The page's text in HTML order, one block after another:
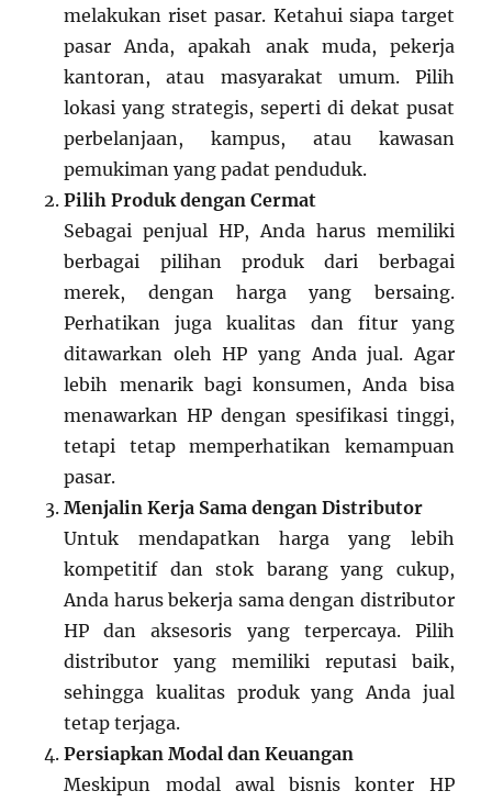
melakukan riset pasar. Ketahui siapa target
pasar Anda, apakah anak muda, pekerja
kantoran, atau masyarakat umum. Pilih
lokasi yang strategis, seperti di dekat pusat
perbelanjaan, kampus, atau kawasan
pemukiman yang padat penduduk.
Pilih Produk dengan Cermat
Sebagai penjual HP, Anda harus memiliki
berbagai pilihan produk dari berbagai
merek, dengan harga yang bersaing.
Perhatikan juga kualitas dan fitur yang
ditawarkan oleh HP yang Anda jual. Agar
lebih menarik bagi konsumen, Anda bisa
menawarkan HP dengan spesifikasi tinggi,
tetapi tetap memperhatikan kemampuan
pasar.
Menjalin Kerja Sama dengan Distributor
Untuk mendapatkan harga yang lebih
kompetitif dan stok barang yang cukup,
Anda harus bekerja sama dengan distributor
HP dan aksesoris yang terpercaya. Pilih
distributor yang memiliki reputasi baik,
sehingga kualitas produk yang Anda jual
tetap terjaga.
Persiapkan Modal dan Keuangan
Meskipun modal awal bisnis konter HP